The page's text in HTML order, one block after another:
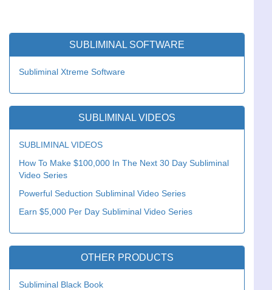
SUBLIMINAL SOFTWARE
Subliminal Xtreme Software
SUBLIMINAL VIDEOS
SUBLIMINAL VIDEOS
How To Make $100,000 In The Next 30 Day Subliminal
Video Series
Powerful Seduction Subliminal Video Series
Earn $5,000 Per Day Subliminal Video Series
OTHER PRODUCTS
Subliminal Black Book